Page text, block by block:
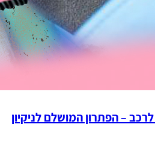
– הפתרון המושלם לניקיון